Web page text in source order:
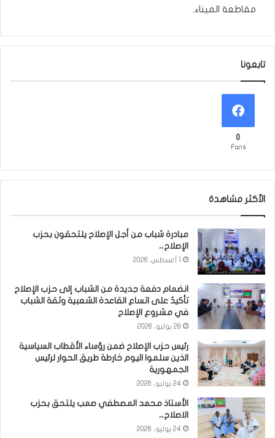
مقاطعة الميناء.
تابعونا
0
Fans
الأكثر مشاهدة
مبادرة شباب من أجل الإصلاح يلتحقون بحزب
الإصلاح،،
انضمام دفعة جديدة من الشباب إلى حزب الإصلاح
تأكيدٌ على اتساع القاعدة الشعبية وثقة الشباب
في مشروع الإصلاح
28 يوليو، 2026
رئيس حزب الإصلاح ضمن رؤساء الأقطاب السياسية
الذين سلموا اليوم خارطة طريق الحوار لرئيس
الجمهورية
24 يوليو، 2026
الأستاذ محمد المصطفي صمب يلتحق بحزب
الاصلاح،،
24 يوليو، 2026